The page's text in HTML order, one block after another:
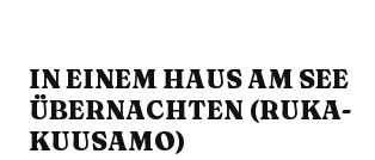
IN EINEM HAUS AM SEE
ÜBERNACHTEN (RUKA-
KUUSAMO)